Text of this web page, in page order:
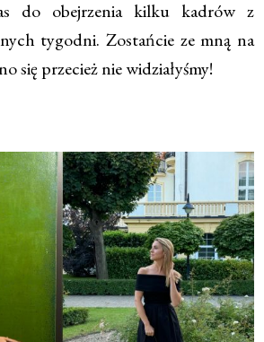
do obejrzenia kilku kadrów z
tygodni. Zostańcie ze mną na
się przecież nie widziałyśmy!